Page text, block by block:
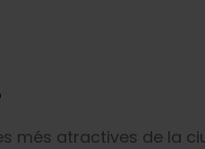
més atractives de la